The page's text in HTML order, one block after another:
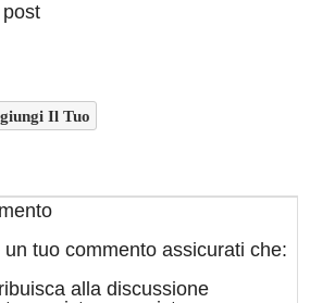
Il Tuo
tuo commento assicurati che:
alla discussione